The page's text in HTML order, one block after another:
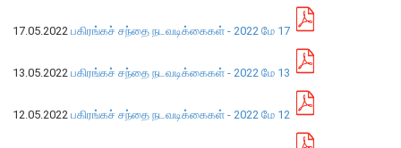
ஆளுகைக் கோவைகளும் கொள்கைகளும்
வங்கிப் பணிமனை
17.05.2022 பகிரங்கச் சந்தை நடவடிக்கைகள் - 2022 மே 17
13.05.2022 பகிரங்கச் சந்தை நடவடிக்கைகள் - 2022 மே 13
12.05.2022 பகிரங்கச் சந்தை நடவடிக்கைகள் - 2022 மே 12